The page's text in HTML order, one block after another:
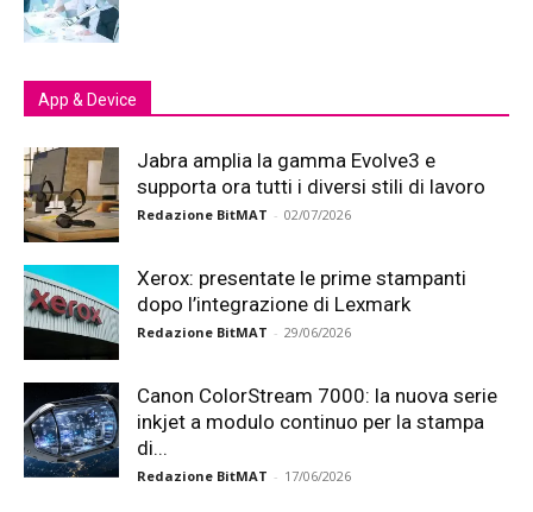
App & Device
Jabra amplia la gamma Evolve3 e
supporta ora tutti i diversi stili di lavoro
Redazione BitMAT - 02/07/2026
Xerox: presentate le prime stampanti
dopo l’integrazione di Lexmark
Redazione BitMAT - 29/06/2026
Canon ColorStream 7000: la nuova serie
inkjet a modulo continuo per la stampa
di...
Redazione BitMAT - 17/06/2026